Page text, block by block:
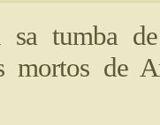
tumba
mortos de